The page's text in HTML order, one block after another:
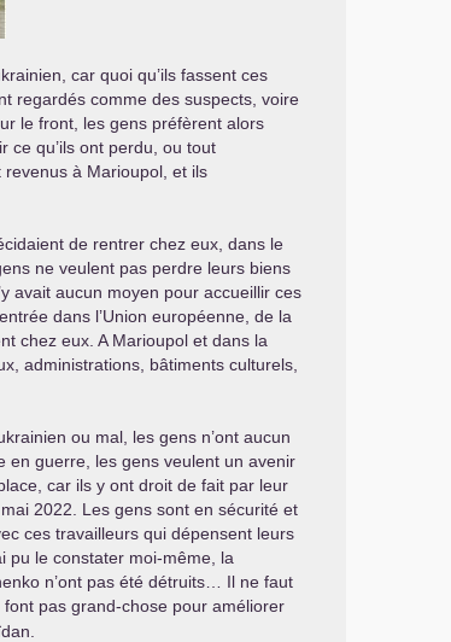
car quoi qu’ils fassent ces
regardés comme des suspects, voire
le front, les gens préfèrent alors
ce qu’ils ont perdu, ou tout
à Marioupol, et ils
de rentrer chez eux, dans le
ne veulent pas perdre leurs biens
avait aucun moyen pour accueillir ces
dans l’Union européenne, de la
chez eux. A Marioupol et dans la
administrations, bâtiments culturels,
ou mal, les gens n’ont aucun
en guerre, les gens veulent un avenir
car ils y ont droit de fait par leur
2022. Les gens sont en sécurité et
ces travailleurs qui dépensent leurs
pu le constater moi-même, la
n’ont pas été détruits… Il ne faut
pas grand-chose pour améliorer